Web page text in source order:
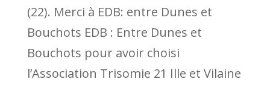
(22). Merci à EDB: entre Dunes et
Bouchots EDB : Entre Dunes et
Bouchots pour avoir choisi
l’Association Trisomie 21 Ille et Vilaine